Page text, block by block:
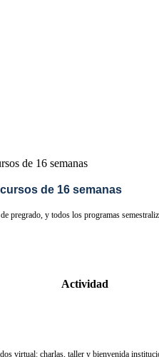
de 16 semanas
de 16 semanas
pregrado, y todos los programas
Actividad
virtual: charlas, taller y bienvenida